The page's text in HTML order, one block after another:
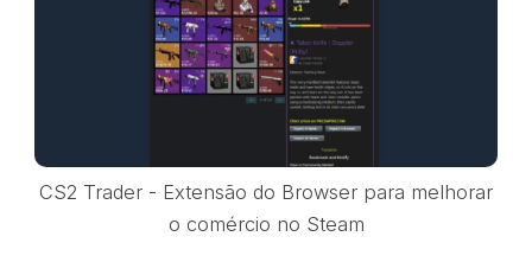
CS2 Trader - Extensão do Browser para melhorar
o comércio no Steam